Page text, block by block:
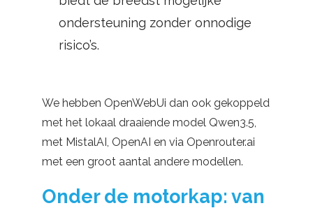
ondersteuning zonder onnodige
risico’s.
We hebben OpenWebUi dan ook gekoppeld
met het lokaal draaiende model Qwen3.5,
met MistalAI, OpenAI en via Openrouter.ai
met een groot aantal andere modellen.
Onder de motorkap: van